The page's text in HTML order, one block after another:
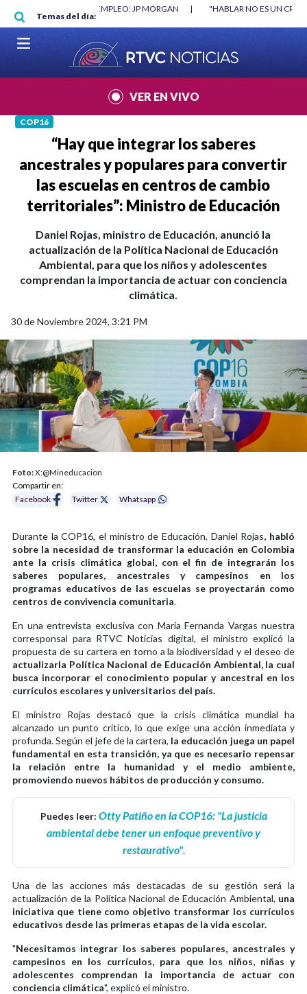
Pasar al contenido principal
Temas del día:
"HABLAR NO ES UN CRIMEN": CARTA DE BETO CORAL |
VER EN VIVO
COP16
“Hay que integrar los saberes
ancestrales y populares para convertir
las escuelas en centros de cambio
territoriales”: Ministro de Educación
Daniel Rojas, ministro de Educación, anunció la
actualización de la Política Nacional de Educación
Ambiental, para que los niños y adolescentes
comprendan la importancia de actuar con conciencia
climática.
30 de Noviembre 2024, 3:21 PM
Foto:X:@Mineducacion
Compartir en:
Facebook
Twitter Whatsapp
Durante la COP16, el ministro de Educación, Daniel Rojas, habló
sobre la necesidad de transformar la educación en Colombia
ante la crisis climática global, con el fin de integrarán los
saberes populares, ancestrales y campesinos en los
programas educativos de las escuelas se proyectarán como
centros de convivencia comunitaria.
En una entrevista exclusiva con María Fernanda Vargas nuestra
corresponsal para RTVC Noticias digital, el ministro explicó la
propuesta de su cartera en torno a la biodiversidad y el deseo de
actualizarla Política Nacional de Educación Ambiental, la cual
busca incorporar el conocimiento popular y ancestral en los
currículos escolares y universitarios del país.
El ministro Rojas destacó que la crisis climática mundial ha
alcanzado un punto crítico, lo que exige una acción inmediata y
profunda. Según el jefe de la cartera, la educación juega un papel
fundamental en esta transición, ya que es necesario repensar
la relación entre la humanidad y el medio ambiente,
promoviendo nuevos hábitos de producción y consumo.
Puedes leer: Otty Patiño en la COP16: "La justicia
ambiental debe tener un enfoque preventivo y
restaurativo".
Una de las acciones más destacadas de su gestión será la
actualización de la Política Nacional de Educación Ambiental, una
iniciativa que tiene como objetivo transformar los currículos
educativos desde las primeras etapas de la vida escolar.
"Necesitamos integrar los saberes populares, ancestrales y
campesinos en los currículos, para que los niños, niñas y
adolescentes comprendan la importancia de actuar con
conciencia climática", explicó el ministro.